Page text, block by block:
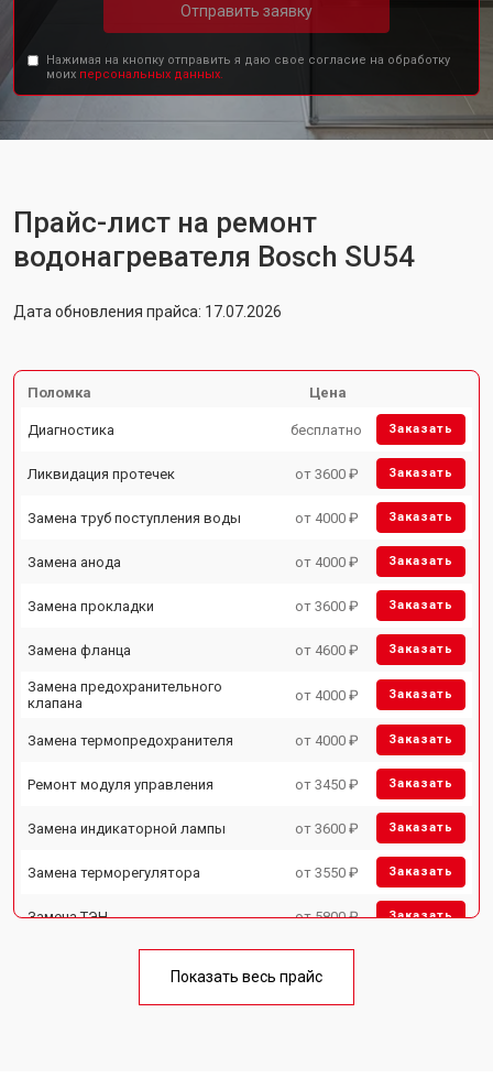
Отправить заявку
Нажимая на кнопку отправить я даю свое согласие на обработку
моих персональных данных.
Прайс-лист на ремонт
водонагревателя Bosch SU54
Дата обновления прайса: 17.07.2026
Поломка Цена
Диагностика бесплатно Заказать
Ликвидация протечек от 3600 ₽ Заказать
Замена труб поступления воды от 4000 ₽ Заказать
Замена анода от 4000 ₽ Заказать
Замена прокладки от 3600 ₽ Заказать
Замена фланца от 4600 ₽ Заказать
Замена предохранительного
клапана
от 4000 ₽ Заказать
Замена термопредохранителя от 4000 ₽ Заказать
Ремонт модуля управления от 3450 ₽ Заказать
Замена индикаторной лампы от 3600 ₽ Заказать
Замена терморегулятора от 3550 ₽ Заказать
Замена ТЭН от 5800 ₽ Заказать
Замена термостата от 3590 ₽
Показать весь прайс